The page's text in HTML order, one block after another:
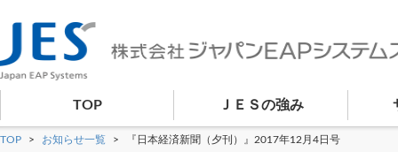
TOP ＪＥＳの強み
TOP > お知らせ一覧 > 『日本経済新聞（夕刊）』2017年12月4日号